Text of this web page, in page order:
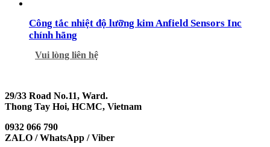
Công tắc nhiệt độ lưỡng kim Anfield Sensors Inc
chính hãng
Vui lòng liên hệ
29/33 Road No.11, Ward.
Thong Tay Hoi, HCMC, Vietnam
0932 066 790
ZALO / WhatsApp / Viber